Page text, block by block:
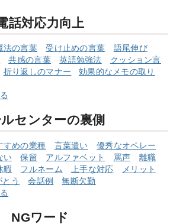
話対応力向上
法の言葉 受け止めの言葉
語尾伸び
共感の言葉 英語勉強法 クッショ ン言
折り返しのマナー
効果的なメモの取り
センターの裏側
すめの業種 言葉遣い
優秀なオペレー
い 保留 アルファベット 罵声
離職
暇 フルネーム 上手な対応
メリット
とう 会話例
無断欠勤
NGワード